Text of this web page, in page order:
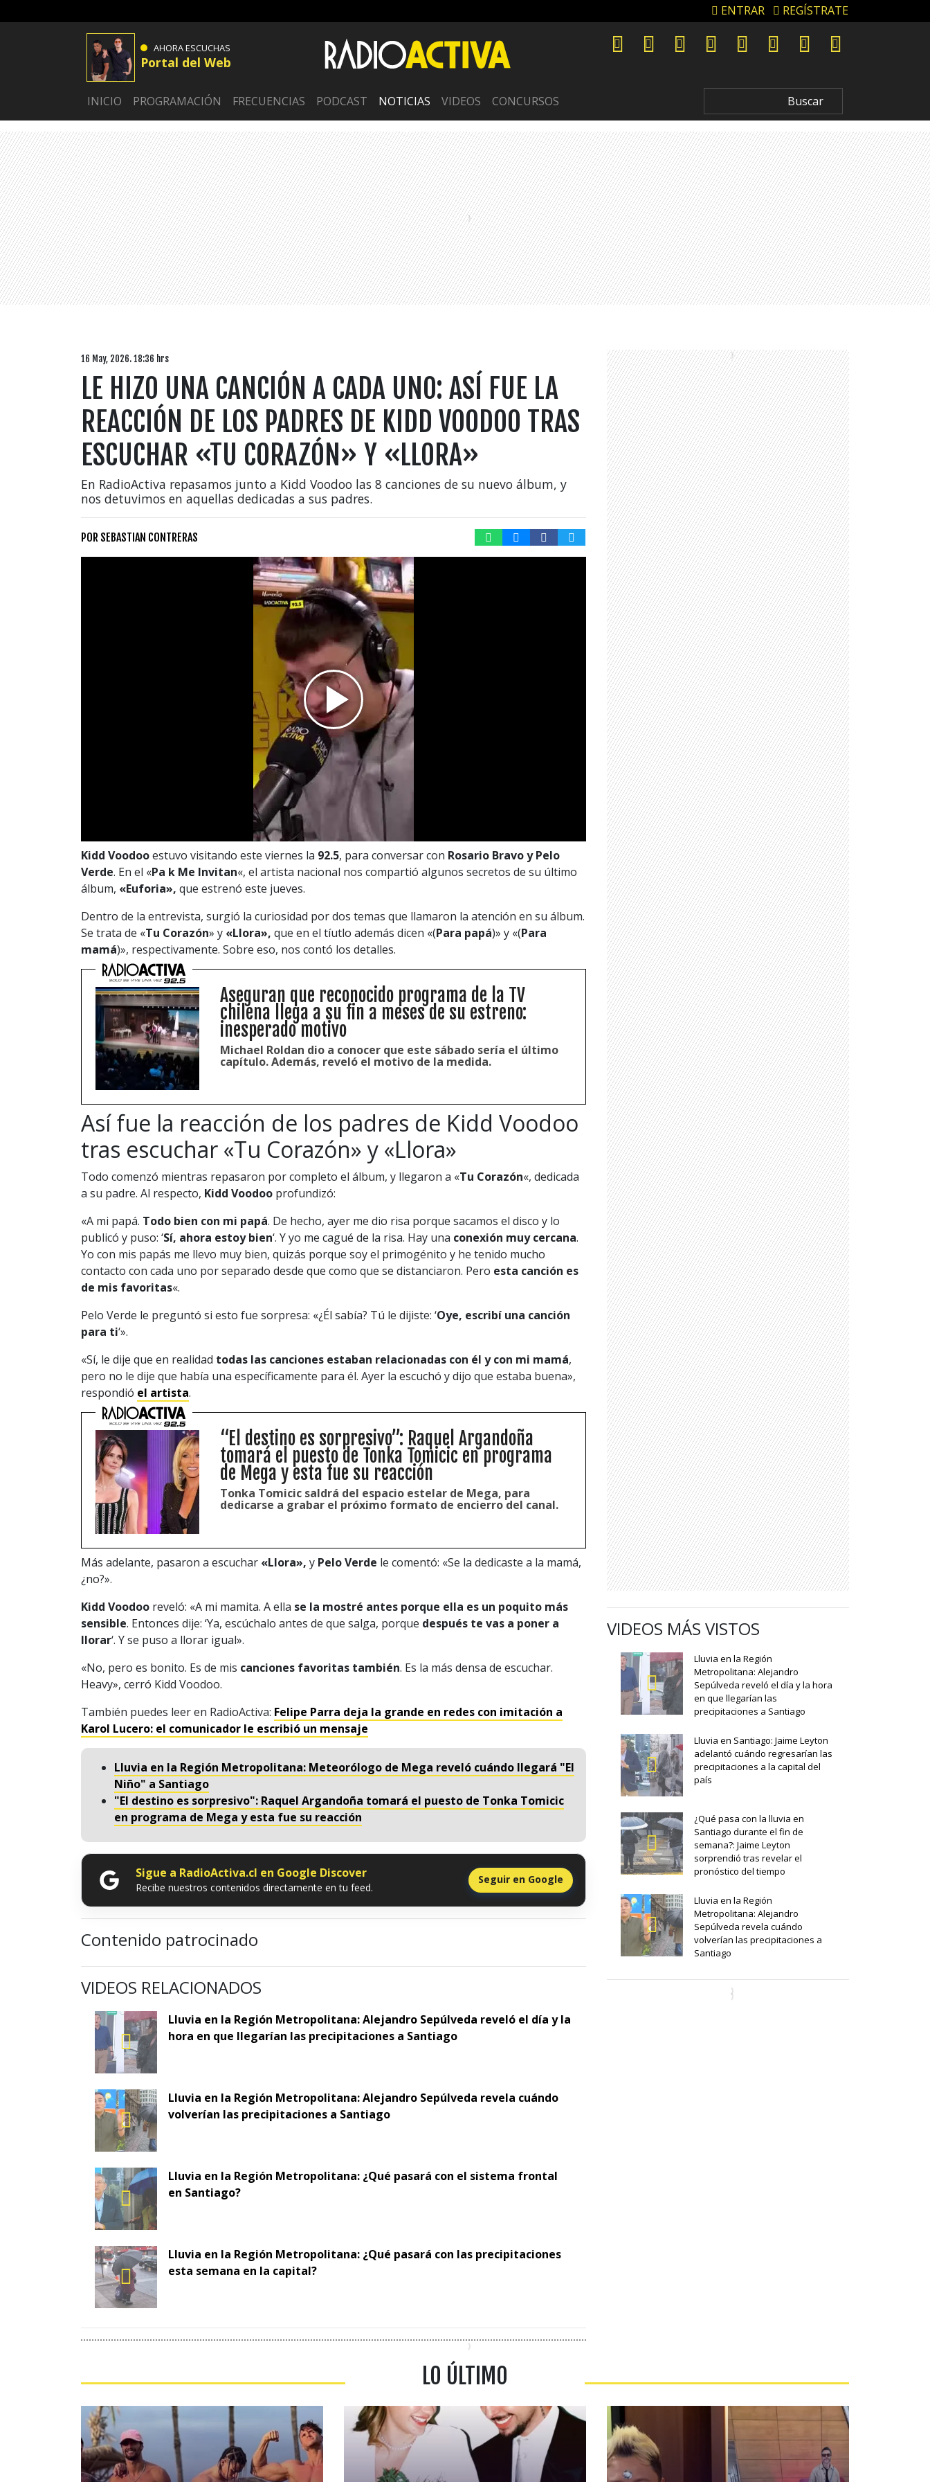
ENTRAR REGÍSTRATE
AHORA ESCUCHAS
Portal del Web
INICIO PROGRAMACIÓN FRECUENCIAS PODCAST NOTICIAS VIDEOS CONCURSOS
16 May, 2026. 18:36 hrs
LE HIZO UNA CANCIÓN A CADA UNO: ASÍ FUE LA
REACCIÓN DE LOS PADRES DE KIDD VOODOO TRAS
ESCUCHAR «TU CORAZÓN» Y «LLORA»
En RadioActiva repasamos junto a Kidd Voodoo las 8 canciones de su nuevo álbum, y
nos detuvimos en aquellas dedicadas a sus padres.
POR SEBASTIAN CONTRERAS
Kidd Voodooestuvo visitando este viernes la 92.5, para conversar con Rosario Bravo y Pelo
Verde. En el «Pa k Me Invitan«, el artista nacional nos compartió algunos secretos de su último
álbum, «Euforia», que estrenó este jueves.
Dentro de la entrevista, surgió la curiosidad por dos temas que llamaron la atención en su álbum.
Se trata de «Tu Corazón» y «Llora», que en el tíutlo además dicen «(Para papá)» y «(Para
mamá)», respectivamente. Sobre eso, nos contó los detalles.
Aseguran que reconocido programa de la TV
chilena llega a su fin a meses de su estreno:
inesperado motivo
Michael Roldan dio a conocer que este sábado sería el último
capítulo. Además, reveló el motivo de la medida.
Así fue la reacción de los padres de Kidd Voodoo
tras escuchar «Tu Corazón» y «Llora»
Todo comenzó mientras repasaron por completo el álbum, y llegaron a «Tu Corazón«, dedicada
a su padre. Al respecto, Kidd Voodoo profundizó:
«A mi papá. Todo bien con mi papá. De hecho, ayer me dio risa porque sacamos el disco y lo
publicó y puso: ‘Sí, ahora estoy bien‘. Y yo me cagué de la risa. Hay una conexión muy cercana.
Yo con mis papás me llevo muy bien, quizás porque soy el primogénito y he tenido mucho
contacto con cada uno por separado desde que como que se distanciaron. Pero esta canción es
de mis favoritas«.
Pelo Verde le preguntó si esto fue sorpresa: «¿Él sabía? Tú le dijiste: ‘Oye, escribí una canción
para ti‘».
«Sí, le dije que en realidad todas las canciones estaban relacionadas con él y con mi mamá,
pero no le dije que había una específicamente para él. Ayer la escuchó y dijo que estaba buena»,
respondió el artista.
“El destino es sorpresivo”: Raquel Argandoña
tomará el puesto de Tonka Tomicic en programa
de Mega y esta fue su reacción
Tonka Tomicic saldrá del espacio estelar de Mega, para
dedicarse a grabar el próximo formato de encierro del canal.
Más adelante, pasaron a escuchar «Llora», y Pelo Verde le comentó: «Se la dedicaste a la mamá,
¿no?».
Kidd Voodoo reveló: «A mi mamita. A ella se la mostré antes porque ella es un poquito más
sensible. Entonces dije: ‘Ya, escúchalo antes de que salga, porque después te vas a poner a
llorar‘. Y se puso a llorar igual».
«No, pero es bonito. Es de mis canciones favoritas también. Es la más densa de escuchar.
Heavy», cerró Kidd Voodoo.
También puedes leer en RadioActiva: Felipe Parra deja la grande en redes con imitación a
Karol Lucero: el comunicador le escribió un mensaje
Lluvia en la Región Metropolitana: Meteorólogo de Mega reveló cuándo llegará "El
Niño" a Santiago
"El destino es sorpresivo": Raquel Argandoña tomará el puesto de Tonka Tomicic
en programa de Mega y esta fue su reacción
Sigue a RadioActiva.cl en Google Discover
Recibe nuestros contenidos directamente en tu feed.
Seguir en Google
Contenido patrocinado
VIDEOS RELACIONADOS
Lluvia en la Región Metropolitana: Alejandro Sepúlveda reveló el día y la
hora en que llegarían las precipitaciones a Santiago
Lluvia en la Región Metropolitana: Alejandro Sepúlveda revela cuándo
volverían las precipitaciones a Santiago
Lluvia en la Región Metropolitana: ¿Qué pasará con el sistema frontal
en Santiago?
Lluvia en la Región Metropolitana: ¿Qué pasará con las precipitaciones
esta semana en la capital?
VIDEOS MÁS VISTOS
Lluvia en la Región
Metropolitana: Alejandro
Sepúlveda reveló el día y la hora
en que llegarían las
precipitaciones a Santiago
Lluvia en Santiago: Jaime Leyton
adelantó cuándo regresarían las
precipitaciones a la capital del
país
¿Qué pasa con la lluvia en
Santiago durante el fin de
semana?: Jaime Leyton
sorprendió tras revelar el
pronóstico del tiempo
Lluvia en la Región
Metropolitana: Alejandro
Sepúlveda revela cuándo
volverían las precipitaciones a
Santiago
LO ÚLTIMO